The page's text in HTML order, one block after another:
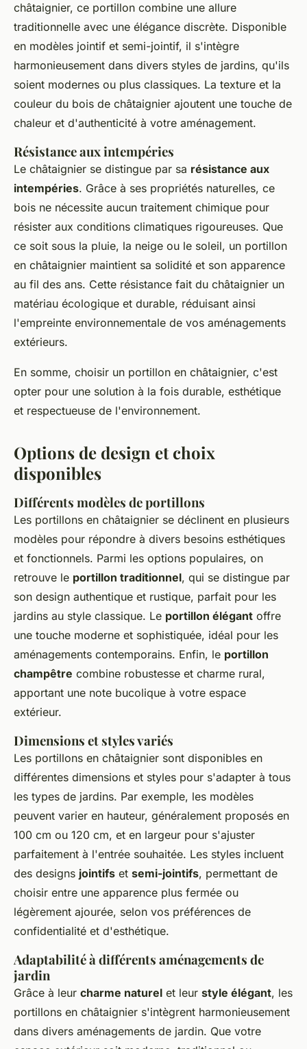
châtaignier, ce portillon combine une allure
traditionnelle avec une élégance discrète. Disponible
en modèles jointif et semi-jointif, il s'intègre
harmonieusement dans divers styles de jardins, qu'ils
soient modernes ou plus classiques. La texture et la
couleur du bois de châtaignier ajoutent une touche de
chaleur et d'authenticité à votre aménagement.
Résistance aux intempéries
Le châtaignier se distingue par sa résistance aux
intempéries. Grâce à ses propriétés naturelles, ce
bois ne nécessite aucun traitement chimique pour
résister aux conditions climatiques rigoureuses. Que
ce soit sous la pluie, la neige ou le soleil, un portillon
en châtaignier maintient sa solidité et son apparence
au fil des ans. Cette résistance fait du châtaignier un
matériau écologique et durable, réduisant ainsi
l'empreinte environnementale de vos aménagements
extérieurs.
En somme, choisir un portillon en châtaignier, c'est
opter pour une solution à la fois durable, esthétique
et respectueuse de l'environnement.
Options de design et choix
disponibles
Différents modèles de portillons
Les portillons en châtaignier se déclinent en plusieurs
modèles pour répondre à divers besoins esthétiques
et fonctionnels. Parmi les options populaires, on
retrouve le portillon traditionnel, qui se distingue par
son design authentique et rustique, parfait pour les
jardins au style classique. Le portillon élégant offre
une touche moderne et sophistiquée, idéal pour les
aménagements contemporains. Enfin, le portillon
champêtre combine robustesse et charme rural,
apportant une note bucolique à votre espace
extérieur.
Dimensions et styles variés
Les portillons en châtaignier sont disponibles en
différentes dimensions et styles pour s'adapter à tous
les types de jardins. Par exemple, les modèles
peuvent varier en hauteur, généralement proposés en
100 cm ou 120 cm, et en largeur pour s'ajuster
parfaitement à l'entrée souhaitée. Les styles incluent
des designs jointifs et semi-jointifs, permettant de
choisir entre une apparence plus fermée ou
légèrement ajourée, selon vos préférences de
confidentialité et d'esthétique.
Adaptabilité à différents aménagements de
jardin
Grâce à leur charme naturel et leur style élégant, les
portillons en châtaignier s'intègrent harmonieusement
dans divers aménagements de jardin. Que votre